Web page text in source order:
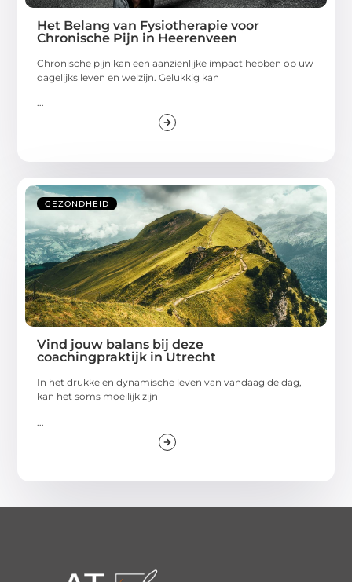
Het Belang van Fysiotherapie voor
Chronische Pijn in Heerenveen
Chronische pijn kan een aanzienlijke impact hebben op uw
dagelijks leven en welzijn. Gelukkig kan
...
GEZONDHEID
Vind jouw balans bij deze
coachingpraktijk in Utrecht
In het drukke en dynamische leven van vandaag de dag,
kan het soms moeilijk zijn